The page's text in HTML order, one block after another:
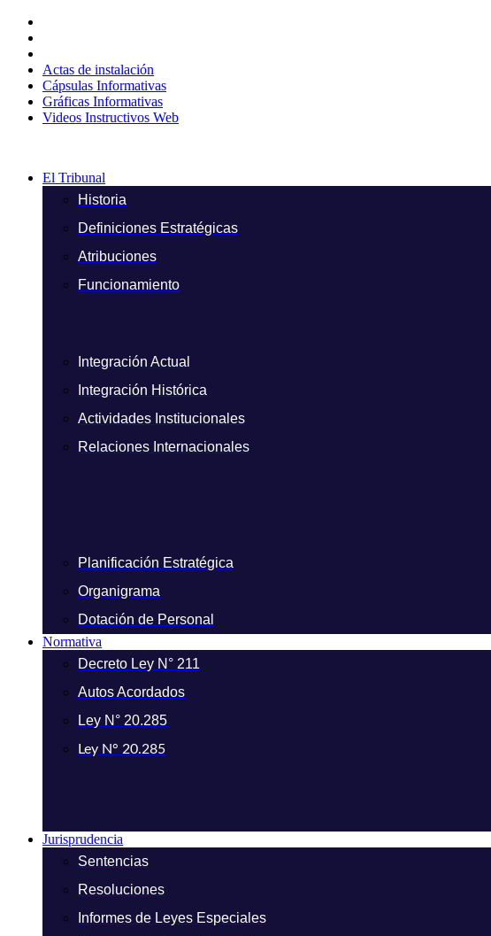
contenido
Actas de instalación
Cápsulas Informativas
Gráficas Informativas
Videos Instructivos Web
El Tribunal
Historia
Definiciones Estratégicas
Atribuciones
Funcionamiento
Integración Actual
Integración Histórica
Actividades Institucionales
Relaciones Internacionales
Planificación Estratégica
Organigrama
Dotación de Personal
Normativa
Decreto Ley N° 211
Autos Acordados
Ley N° 20.285
Ley N° 20.285
Jurisprudencia
Sentencias
Resoluciones
Informes de Leyes Especiales